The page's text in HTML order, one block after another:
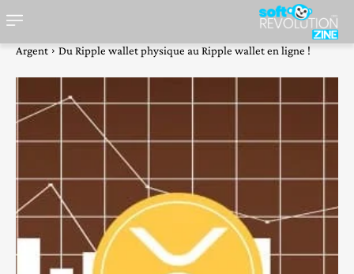
Argent Du Ripple wallet physique au Ripple wallet en ligne !